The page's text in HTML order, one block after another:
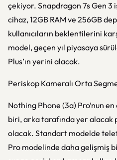
çekiyor. Snapdragon 7s Gen 3
cihaz, 12GB RAM ve 256GB
kullanıcıların beklentilerini
model, geçen yıl piyasaya
Plus’ın yerini alacak.
Periskop Kameralı Orta
Nothing Phone (3a) Pro’nun
biri, arka tarafında yer alacak
olacak. Standart modelde
Pro modelinde daha gelişmiş